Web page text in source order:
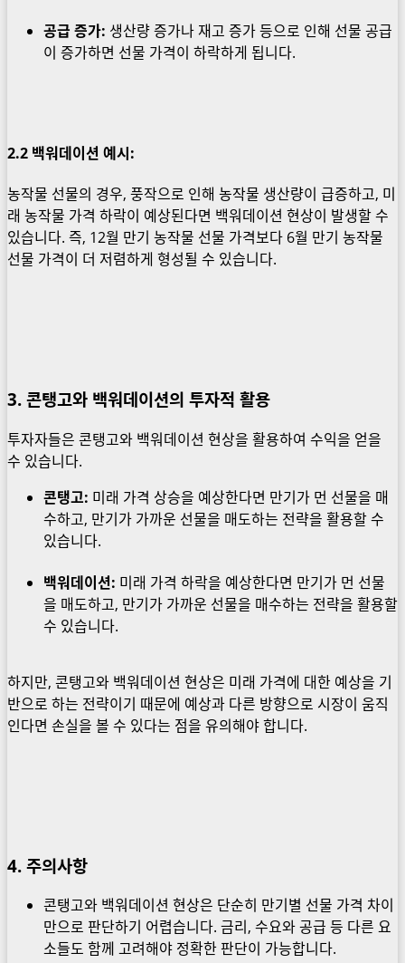
공급 증가: 생산량 증가나 재고 증가 등으로 인해 선물 공급
이 증가하면 선물 가격이 하락하게 됩니다.
2.2 백워데이션 예시:
농작물 선물의 경우, 풍작으로 인해 농작물 생산량이 급증하고, 미
래 농작물 가격 하락이 예상된다면 백워데이션 현상이 발생할 수
있습니다. 즉, 12월 만기 농작물 선물 가격보다 6월 만기 농작물
선물 가격이 더 저렴하게 형성될 수 있습니다.
3. 콘탱고와 백워데이션의 투자적 활용
투자자들은 콘탱고와 백워데이션 현상을 활용하여 수익을 얻을
수 있습니다.
콘탱고: 미래 가격 상승을 예상한다면 만기가 먼 선물을 매
수하고, 만기가 가까운 선물을 매도하는 전략을 활용할 수
있습니다.
백워데이션: 미래 가격 하락을 예상한다면 만기가 먼 선물
을 매도하고, 만기가 가까운 선물을 매수하는 전략을 활용할
수 있습니다.
하지만, 콘탱고와 백워데이션 현상은 미래 가격에 대한 예상을 기
반으로 하는 전략이기 때문에 예상과 다른 방향으로 시장이 움직
인다면 손실을 볼 수 있다는 점을 유의해야 합니다.
4. 주의사항
콘탱고와 백워데이션 현상은 단순히 만기별 선물 가격 차이
만으로 판단하기 어렵습니다. 금리, 수요와 공급 등 다른 요
소들도 함께 고려해야 정확한 판단이 가능합니다.